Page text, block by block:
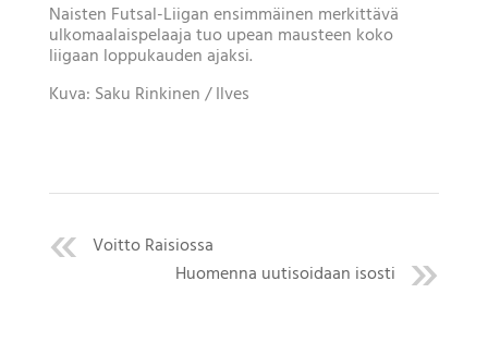
Naisten Futsal-Liigan ensimmäinen merkittävä
ulkomaalaispelaaja tuo upean mausteen koko
liigaan loppukauden ajaksi.
Kuva: Saku Rinkinen / Ilves
Voitto Raisiossa
Huomenna uutisoidaan isosti